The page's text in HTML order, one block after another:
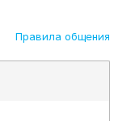
Правила общения